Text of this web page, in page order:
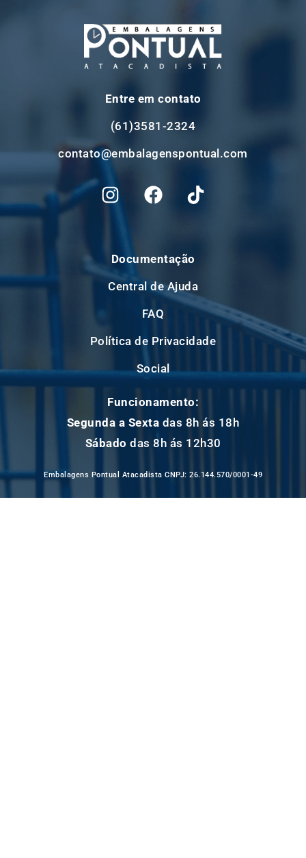
Entre em contato
(61)3581-2324
contato@embalagenspontual.com
Documentação
Central de Ajuda
FAQ
Política de Privacidade
Social
Funcionamento:
Segunda a Sexta das 8h ás 18h
Sábado das 8h ás 12h30
Embalagens Pontual Atacadista CNPJ: 26.144.570/0001-49